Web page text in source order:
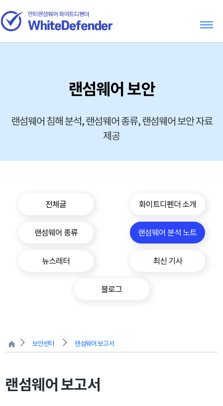
랜섬웨어 보안
랜섬웨어 침해 분석, 랜섬웨어 종류, 랜섬웨어 보안 자료
제공
전체글 화이트디펜더 소개
랜섬웨어 종류 랜섬웨어 분석 노트
뉴스레터 최신 기사
블로그
보안센터 랜섬웨어 보고서
랜섬웨어 보고서